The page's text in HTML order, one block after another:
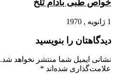
خواص طبی بادام تلخ
1 ژانویه , 1970
دیدگاهتان را بنویسید
نشانی ایمیل شما منتشر نخواهد شد.
علامت‌گذاری شده‌اند *